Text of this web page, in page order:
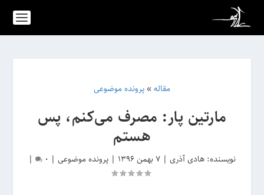
مقاله » پرونده موضوعی
مارتین پار: مصرف می‌کنم، پس
هستم
نویسنده: هادی آذری | 7 بهمن 1396 | پرونده موضوعی |
0
|